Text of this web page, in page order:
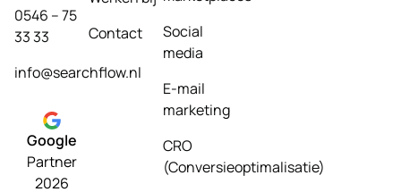
0546 – 75
33 33
info@searchflow.nl
Google
Partner
2026
Contact
Social
media
E-mail
marketing
CRO
(Conversieoptimalisatie)